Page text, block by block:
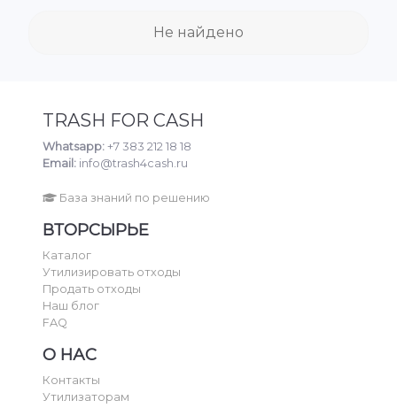
Не найдено
TRASH FOR CASH
Whatsapp: +7 383 212 18 18
Email: info@trash4cash.ru
База знаний по решению
ВТОРСЫРЬЕ
Каталог
Утилизировать отходы
Продать отходы
Наш блог
FAQ
О НАС
Контакты
Утилизаторам